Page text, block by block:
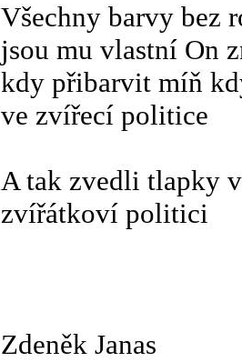
Všechny barvy bez
jsou mu vlastní On
kdy přibarvit míň
ve zvířecí politice
A tak zvedli tlapky
zvířátkoví politici
Zdeněk Janas